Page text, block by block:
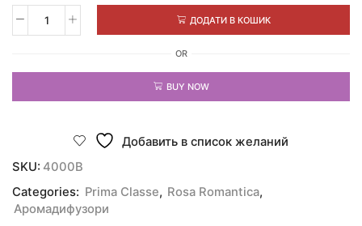
ДОДАТИ В КОШИК
OR
BUY NOW
Добавить в список желаний
SKU: 4000B
Categories: Prima Classe, Rosa Romantica,
Аромадифузори